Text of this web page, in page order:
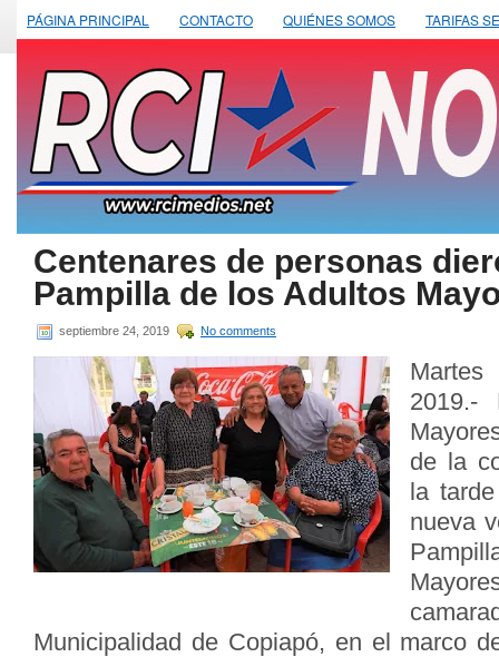
PÁGINA PRINCIPAL CONTACTO QUIÉNES SOMOS TARIFAS
Centenares de personas
Pampilla de los Adultos
septiembre 24, 2019 No comments
Martes
2019.-
de la
la
nueva
Municipalidad de Copiapó, en el marco